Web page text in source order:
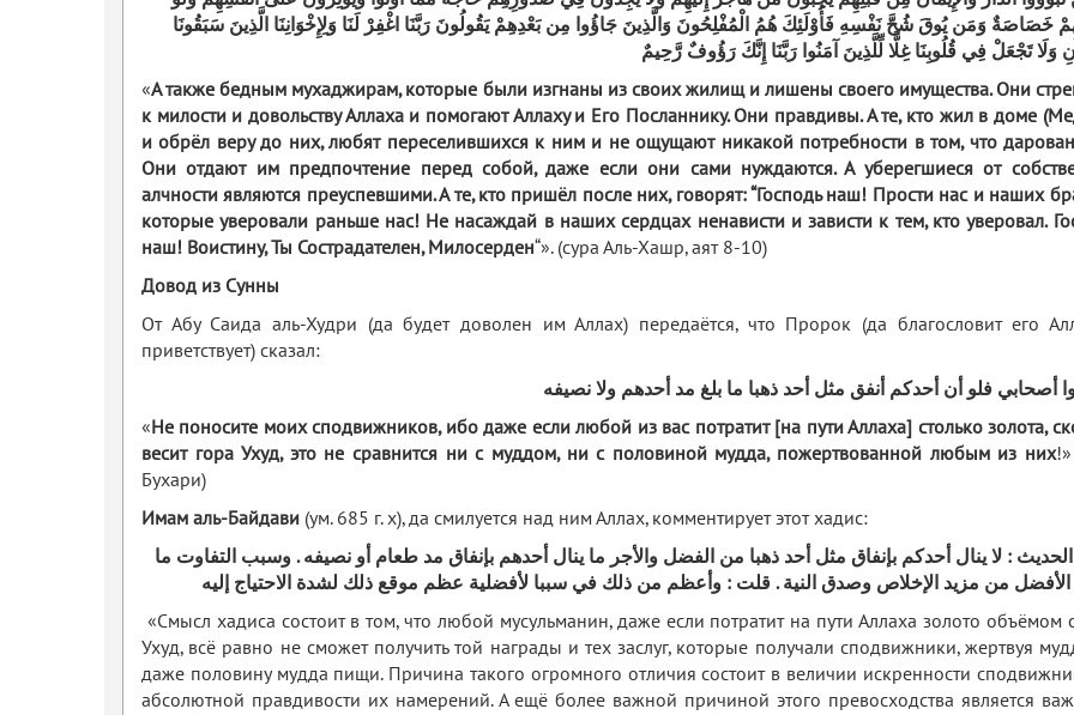
خَصَاصَةٌ وَمَن يُوقَ شُحَّ نَفْسِهِ فَأُوْلَئِكَ هُمُ الْمُفْلِحُونَ وَالَّذِينَ جَاؤُوا مِن بَعْدِهِمْ يَقُولُونَ رَبَّنَا اغْفِرْ لَنَا وَلِإِخْوَانِنَا الَّذِينَ سَبَقُونَا
وَلَا تَجْعَلْ فِي قُلُوبِنَا غِلًّا لِّلَّذِينَ آمَنُوا رَبَّنَا إِنَّكَ رَؤُوفٌ رَّحِيمٌ
«А также бедным мухаджирам, которые были изгнаны из своих жилищ и лишены своего имущества. Они
к милости и довольству Аллаха и помогают Аллаху и Его Посланнику. Они правдивы. А те, кто жил в доме
и обрёл веру до них, любят переселившихся к ним и не ощущают никакой потребности в том, что
Они отдают им предпочтение перед собой, даже если они сами нуждаются. А уберегшиеся от
алчности являются преуспевшими. А те, кто пришёл после них, говорят: “Господь наш! Прости нас и наших
которые уверовали раньше нас! Не насаждай в наших сердцах ненависти и зависти к тем, кто уверовал.
наш! Воистину, Ты Сострадателен, Милосерден“». (сура Аль-Хашр, аят 8-10)
Довод из Сунны
От Абу Саида аль-Худри (да будет доволен им Аллах) передаётся, что Пророк (да благословит его
приветствует) сказал:
أصحابي فلو أن أحدكم أنفق مثل أحد ذهبا ما بلغ مد أحدهم ولا نصيفه
«Не поносите моих сподвижников, ибо даже если любой из вас потратит [на пути Аллаха] столько золота,
весит гора Ухуд, это не сравнится ни с муддом, ни с половиной мудда, пожертвованной любым из них
Бухари)
Имам аль-Байдави (ум. 685 г. х), да смилуется над ним Аллах, комментирует этот хадис:
: لا ينال أحدكم بإنفاق مثل أحد ذهبا من الفضل والأجر ما ينال أحدهم بإنفاق مد طعام أو نصيفه . وسبب التفاوت ما
الأفضل من مزيد الإخلاص وصدق النية . قلت : وأعظم من ذلك في سببا لأفضلية عظم موقع ذلك لشدة الاحتياج إليه
«Смысл хадиса состоит в том, что любой мусульманин, даже если потратит на пути Аллаха золото объёмом
Ухуд, всё равно не сможет получить той награды и тех заслуг, которые получали сподвижники, жертвуя
даже половину мудда пищи. Причина такого огромного отличия состоит в величии искренности
абсолютной правдивости их намерений. А ещё более важной причиной этого превосходства является